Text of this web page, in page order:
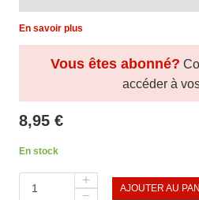
En savoir plus
8,95 €
En stock
Vous êtes abonné?
accéder à
AJOUTER AU